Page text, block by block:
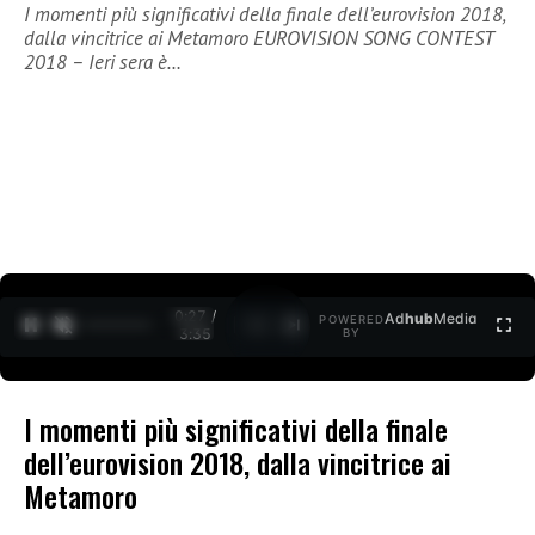
I momenti più significativi della finale dell’eurovision 2018,
dalla vincitrice ai Metamoro EUROVISION SONG CONTEST
2018 – Ieri sera è…
0:27 /
3:35
POWERED
BY
AdhubMedia
I momenti più significativi della finale
dell’eurovision 2018, dalla vincitrice ai
Metamoro